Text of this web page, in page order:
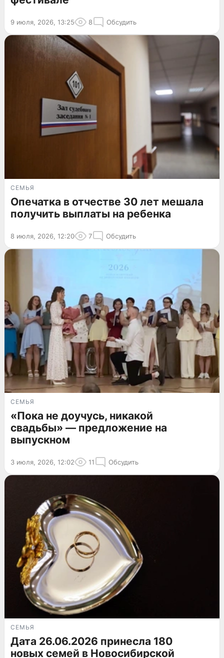
9 июля, 2026, 13:25 8 Обсудить
СЕМЬЯ
Опечатка в отчестве 30 лет мешала
получить выплаты на ребенка
8 июля, 2026, 12:20 7 Обсудить
СЕМЬЯ
«Пока не доучусь, никакой
свадьбы» — предложение на
выпускном
3 июля, 2026, 12:02 11 Обсудить
СЕМЬЯ
Дата 26.06.2026 принесла 180
новых семей в Новосибирской